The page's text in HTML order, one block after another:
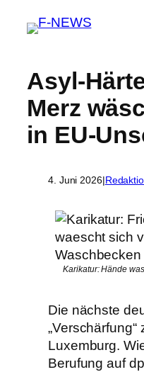
Asyl-
Merz
in EU-
4. Juni 2026|
Karikatur: Hände
Die nächste
„Verschärfung“
Luxemburg.
Berufung auf